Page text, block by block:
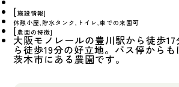
[施設情報]
休憩小屋,貯水タンク,トイレ,車での来園可
[農園の特徴]
大阪モノレールの豊川駅から徒歩
ら徒歩19分の好立地。バス停から
茨木市にある農園です。